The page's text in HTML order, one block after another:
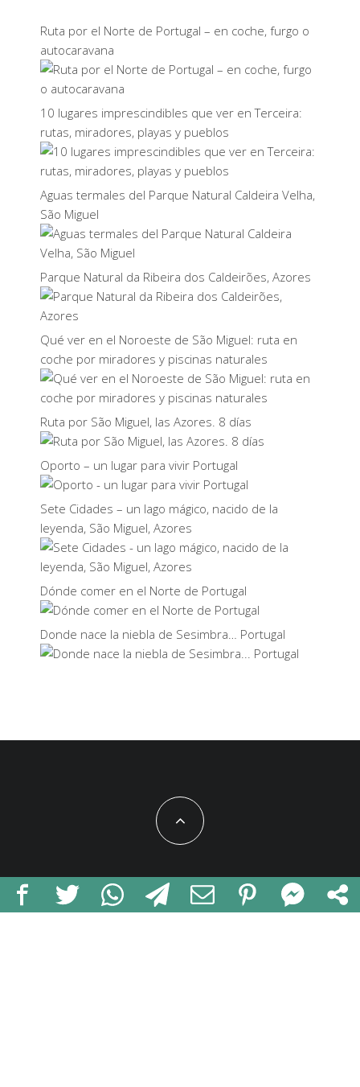
Ruta por el Norte de Portugal – en coche, furgo o
autocaravana
10 lugares imprescindibles que ver en Terceira:
rutas, miradores, playas y pueblos
Aguas termales del Parque Natural Caldeira Velha,
São Miguel
Parque Natural da Ribeira dos Caldeirões, Azores
Qué ver en el Noroeste de São Miguel: ruta en
coche por miradores y piscinas naturales
Ruta por São Miguel, las Azores. 8 días
Oporto – un lugar para vivir Portugal
Sete Cidades – un lago mágico, nacido de la
leyenda, São Miguel, Azores
Dónde comer en el Norte de Portugal
Donde nace la niebla de Sesimbra… Portugal